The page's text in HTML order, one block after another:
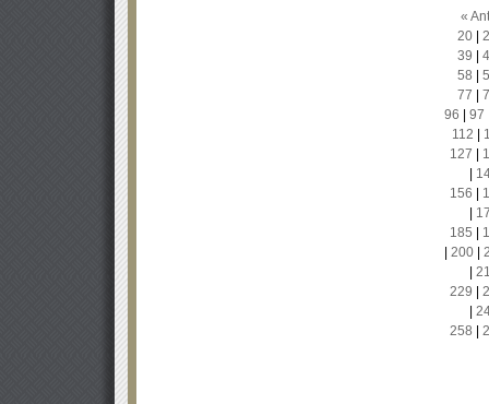
«
20|
39
58
77
96
97
112
127
156
185
200|
229
258